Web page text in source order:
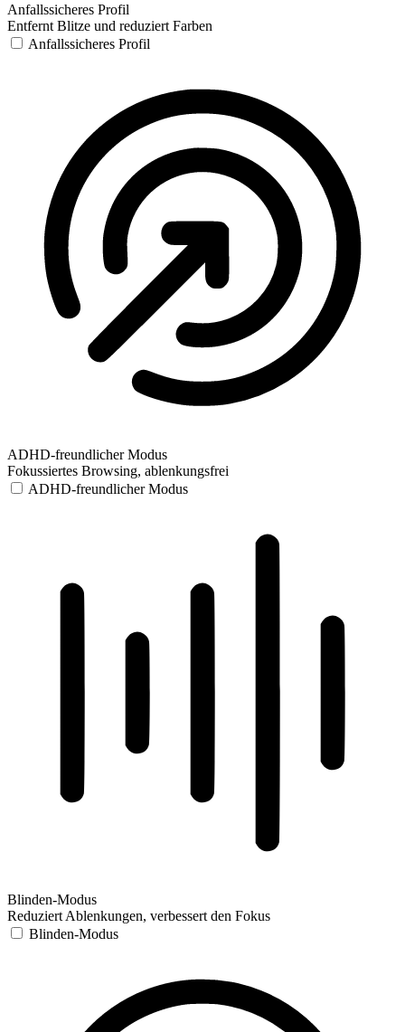
Anfallssicheres Profil
Entfernt Blitze und reduziert Farben
Anfallssicheres Profil
ADHD-freundlicher Modus
Fokussiertes Browsing, ablenkungsfrei
ADHD-freundlicher Modus
Blinden-Modus
Reduziert Ablenkungen, verbessert den Fokus
Blinden-Modus